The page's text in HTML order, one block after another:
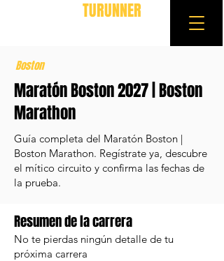
TURUNNER
Boston
Maratón Boston 2027 | Boston
Marathon
Guía completa del Maratón Boston |
Boston Marathon. Regístrate ya, descubre
el mítico circuito y confirma las fechas de
la prueba.
Resumen de la carrera
No te pierdas ningún detalle de tu
próxima carrera